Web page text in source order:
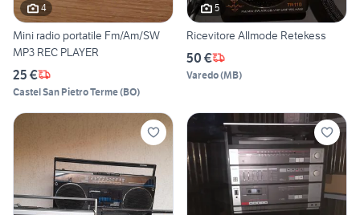
4
Mini radio portatile Fm/Am/SW
MP3 REC PLAYER
25 €
Castel San Pietro Terme(BO)
5
Ricevitore Allmode Retekess
50 €
Varedo(MB)